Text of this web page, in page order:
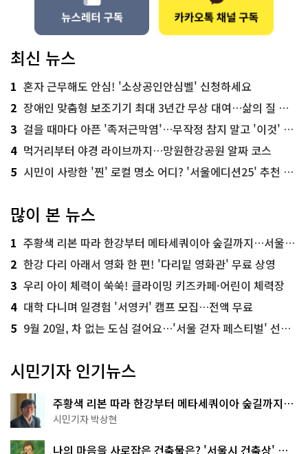
최신 뉴스
1 혼자 근무해도 안심! '소상공인안심벨' 신청하세요
2 장애인 맞춤형 보조기기 최대 3년간 무상 대여…삶의 질 높인다
3 걸을 때마다 아픈 '족저근막염'…무작정 참지 말고 '이것' 해보세요!
4 먹거리부터 야경 라이브까지…망원한강공원 알짜 코스
5 시민이 사랑한 '찐' 로컬 명소 어디? '서울에디션25' 추천 코스
많이 본 뉴스
1 주황색 리본 따라 한강부터 메타세쿼이아 숲길까지…서울둘레길 15코스
2 한강 다리 아래서 영화 한 편! '다리밑 영화관' 무료 상영
3 우리 아이 체력이 쑥쑥! 클라이밍 키즈카페·어린이 체력장
4 대학 다니며 일경험 '서영커' 캠프 모집…전액 무료
5 9월 20일, 차 없는 도심 걸어요…'서울 걷자 페스티벌' 선착순 5천명
시민기자 인기뉴스
주황색 리본 따라 한강부터 메타세쿼이아 숲길까지…
서울둘레길 15코스
시민기자 박상현
나의 마음을 사로잡은 건축물은? '서울시 건축상' 수